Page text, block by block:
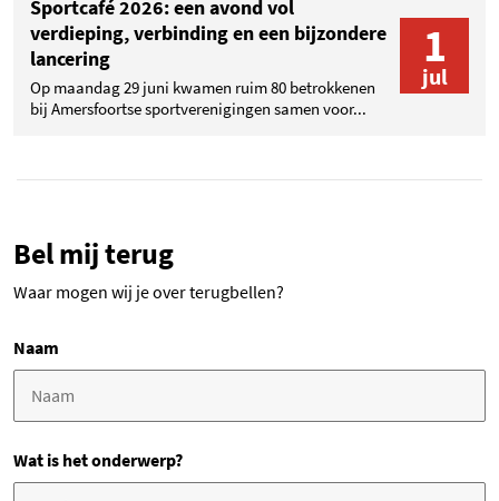
Sportcafé 2026: een avond vol
verdieping, verbinding en een bijzondere
lancering
Op maandag 29 juni kwamen ruim 80 betrokkenen
bij Amersfoortse sportverenigingen samen voor...
1
jul
Bel mij terug
Waar mogen wij je over terugbellen?
Naam
Wat is het onderwerp?